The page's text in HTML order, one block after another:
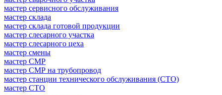
мастер сервисного обслуживания
мастер склада
мастер склада готовой продукции
мастер слесарного участка
мастер слесарного цеха
мастер смены
мастер СМР
мастер СМР на трубопровод
мастер станции технического обслуживания (СТО)
мастер СТО